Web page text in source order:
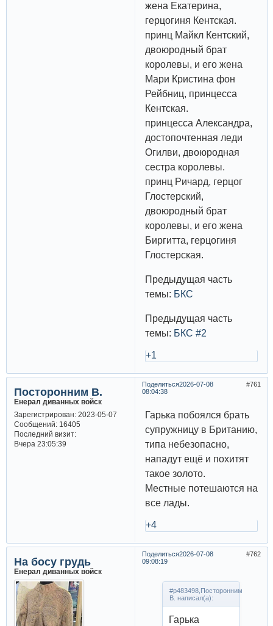
жена Екатерина,
герцогиня Кентская.
принц Майкл Кентский,
двоюродный брат
королевы, и его жена
Мари Кристина фон
Рейбниц, принцесса
Кентская.
принцесса Александра,
достопочтенная леди
Огилви, двоюродная
сестра королевы.
принц Ричард, герцог
Глостерский,
двоюродный брат
королевы, и его жена
Биргитта, герцогиня
Глостерская.
Предыдущая часть
темы: БКС
Предыдущая часть
темы: БКС #2
+1
Поделиться 761
2026-07-08
08:04:38
Посторонним В.
Енерал диванных войск
Зарегистрирован: 2023-05-07
Сообщений:16405
Последний визит:
Вчера 23:05:39
Гарька побоялся брать
супружницу в Британию,
типа небезопасно,
нападут ещё и похитят
такое золото.
Местные потешаются на
все лады.
+4
Поделиться 762
2026-07-08
09:08:19
На босу грудь
Енерал диванных войск
#p483498,Посторонним
В. написал(а):
Гарька